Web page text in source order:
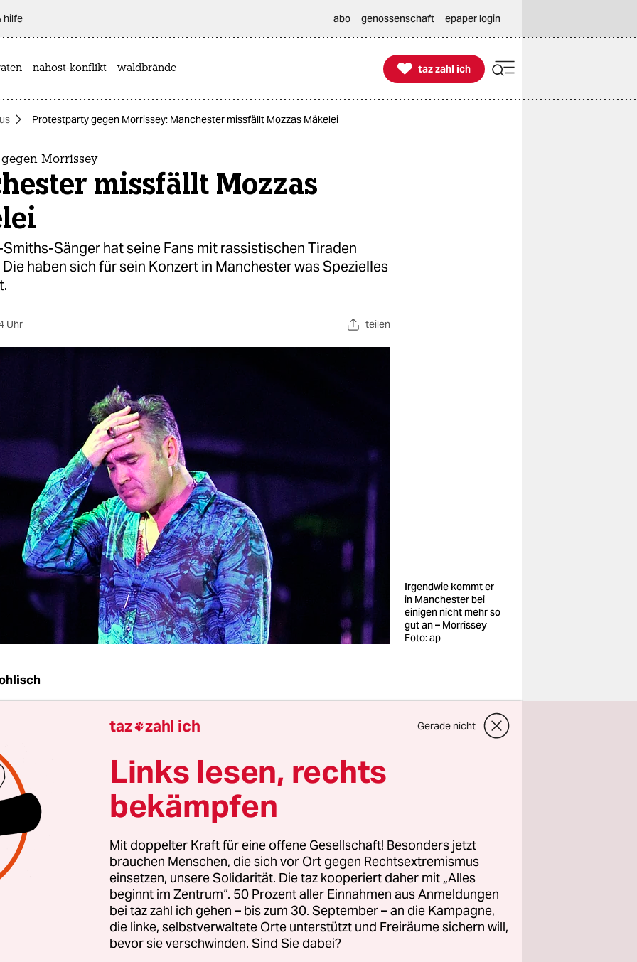
hilfe abo genossenschaft epaper login
nahost-konflikt waldbrände 
taz zahl ich
taz zahl ich
Protestparty gegen Morrissey: Manchester missfällt Mozzas Mäkelei
Morrissey
missfällt Mozzas
Smiths-Sänger hat seine Fans mit rassistischen Tiraden
haben sich für sein Konzert in Manchester was Spezielles
Uhr teilen
Irgendwie kommt er
in Manchester bei
einigen nicht mehr so
gut an – Morrissey
Foto: ap
viele Fans – vor allem aber hat er viele von ihm
Die lieben eigentlich sein musikalisches Schaffen,
aber seine politischen Äußerungen, die seit Jahren einen
und rechtsextremen Drall aufweisen.
Juni kritisierte der ehemalige Sänger der legendären
Band The Smiths („Meat is Murder“ ,„This Charming
„schockierende Behandlung“ Tommy Robinsons, des
rechtsextremen English Defence League. Robinson war da
Monaten Haft verurteilt worden – wegen Störung des
Friedens. Er hatte unerlaubt in einem Gerichtssaal
gemacht. Morrissey wiederholte bei der Gelegenheit
taz zahl ich Gerade nicht
Links lesen, rechts
bekämpfen
Mit doppelter Kraft für eine offene Gesellschaft! Besonders jetzt
brauchen Menschen, die sich vor Ort gegen Rechtsextremismus
einsetzen, unsere Solidarität. Die taz kooperiert daher mit „Alles
beginnt im Zentrum“. 50 Prozent aller Einnahmen aus Anmeldungen
bei taz zahl ich gehen – bis zum 30. September – an die Kampagne,
die linke, selbstverwaltete Orte unterstützt und Freiräume sichern will,
bevor sie verschwinden. Sind Sie dabei?